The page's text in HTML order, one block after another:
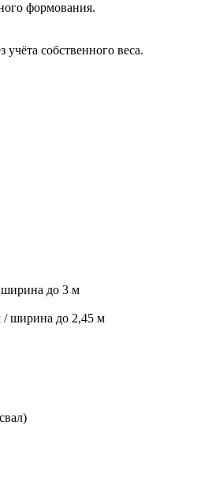
формования.
учёта собственного веса.
до 3 м
/ ширина до 2,45 м